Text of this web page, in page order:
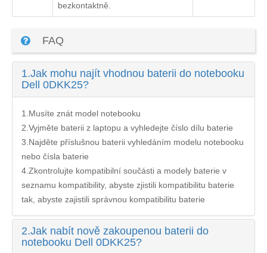
bezkontaktně.
FAQ
1.Jak mohu najít vhodnou baterii do notebooku
Dell 0DKK25?
1.Musíte znát model notebooku
2.Vyjměte baterii z laptopu a vyhledejte číslo dílu baterie
3.Najděte příslušnou baterii vyhledáním modelu notebooku
nebo čísla baterie
4.Zkontrolujte kompatibilní součásti a modely baterie v
seznamu kompatibility, abyste zjistili kompatibilitu baterie
tak, abyste zajistili správnou kompatibilitu baterie
2.Jak nabít nově zakoupenou baterii do
notebooku Dell 0DKK25?